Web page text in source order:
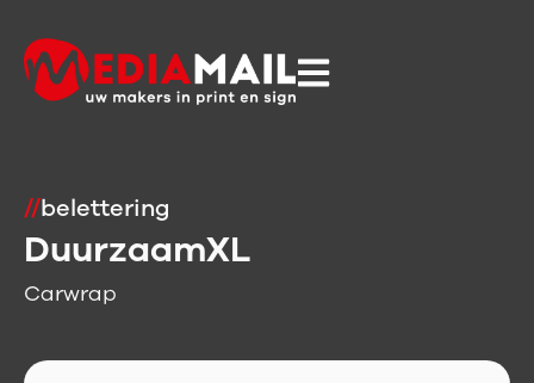
//belettering
DuurzaamXL
Carwrap